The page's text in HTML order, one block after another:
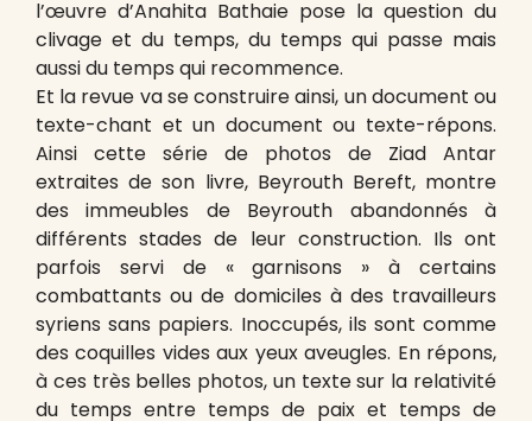
l’œuvre d’Anahita Bathaie pose la question du
clivage et du temps, du temps qui passe mais
aussi du temps qui recommence.
Et la revue va se construire ainsi, un document ou
texte-chant et un document ou texte-répons.
Ainsi cette série de photos de Ziad Antar
extraites de son livre, Beyrouth Bereft, montre
des immeubles de Beyrouth abandonnés à
différents stades de leur construction. Ils ont
parfois servi de « garnisons » à certains
combattants ou de domiciles à des travailleurs
syriens sans papiers. Inoccupés, ils sont comme
des coquilles vides aux yeux aveugles. En répons,
à ces très belles photos, un texte sur la relativité
du temps entre temps de paix et temps de